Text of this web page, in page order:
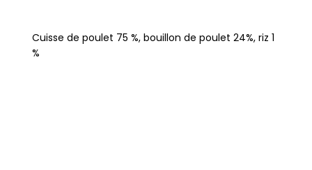
Cuisse de poulet 75 %, bouillon de poulet 24%, riz 1
%